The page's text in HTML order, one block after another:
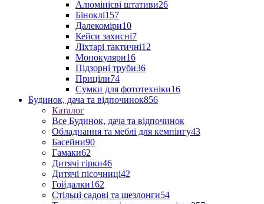
Алюмінієві штативи26
Біноклі157
Далекоміри10
Кейси захисні7
Ліхтарі тактичні12
Монокуляри16
Підзорні труби36
Приціли74
Сумки для фототехніки16
Будинок, дача та відпочинок856
Каталог
Все Будинок, дача та відпочинок
Обладнання та меблі для кемпінгу43
Басейни90
Гамаки62
Дитячі гірки46
Дитячі пісочниці42
Гойдалки162
Стільці садові та шезлонги54